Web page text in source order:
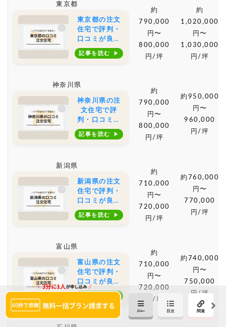
相場もご紹介
東京都
東京都の注文
住宅で評判・
口コミが良い
おすすめの建
築会社・工務
相場もご紹介
記事を読む
約
790,000
円〜
800,000
円/坪
約
1,020,000
円〜
1,030,000
円/坪
神奈川県
神奈川県の注
文住宅で評
判・口コミが
良いおすすめ
の建築会社・
入の相場もご
紹介
記事を読む
約
790,000
円〜
800,000
円/坪
約950,000
円〜
960,000
円/坪
新潟県
新潟県の注文
住宅で評判・
口コミが良い
おすすめの建
築会社・工務
相場もご紹介
記事を読む
約
710,000
円〜
720,000
円/坪
約760,000
円〜
770,000
円/坪
富山県
富山県の注文
住宅で評判・
口コミが良い
おすすめの建
店は？坪単価
や土地購入の
約
710,000
円〜
720,000
円/坪
約740,000
円〜
750,000
円/坪